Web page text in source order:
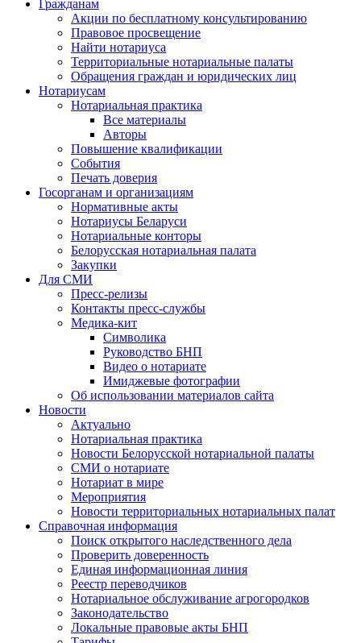
Гражданам
Акции по бесплатному консультированию
Правовое просвещение
Найти нотариуса
Территориальные нотариальные палаты
Обращения граждан и юридических лиц
Нотариусам
Нотариальная практика
Все материалы
Авторы
Повышение квалификации
События
Печать доверия
Госорганам и организациям
Нормативные акты
Нотариусы Беларуси
Нотариальные конторы
Белорусская нотариальная палата
Закупки
Для СМИ
Пресс-релизы
Контакты пресс-службы
Медика-кит
Символика
Руководство БНП
Видео о нотариате
Имиджевые фотографии
Об использовании материалов сайта
Новости
Актуально
Нотариальная практика
Новости Белорусской нотариальной палаты
СМИ о нотариате
Нотариат в мире
Мероприятия
Новости территориальных нотариальных палат
Справочная информация
Поиск открытого наследственного дела
Проверить доверенность
Единая информационная линия
Реестр переводчиков
Нотариальное обслуживание агрогородков
Законодательство
Локальные правовые акты БНП